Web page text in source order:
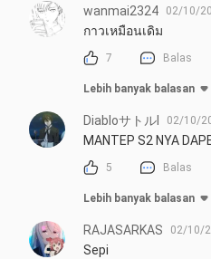
wanmai2324 02/10/
กาวเหมือนเดิม
7 Balas
Lebih banyak balasan
Diabloサトルl 02/10/
MANTEP S2 NYA
5 Balas
Lebih banyak balasan
RAJASARKAS 02/10/
Sepi